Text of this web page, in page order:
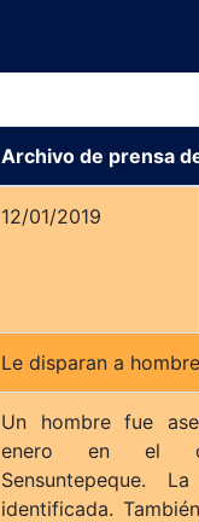
Archivo de prensa
12/01/2019
Le disparan a
Un hombre fue
enero en el
Sensuntepeque.
identificada.